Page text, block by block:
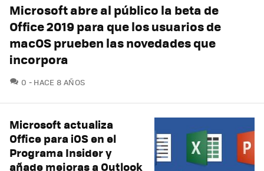
Microsoft abre al público la beta de
Office 2019 para que los usuarios de
macOS prueben las novedades que
incorpora
0 COMENTARIOS
HACE 8 AÑOS
Microsoft actualiza
Office para iOS en el
Programa Insider y
añade mejoras a Outlook